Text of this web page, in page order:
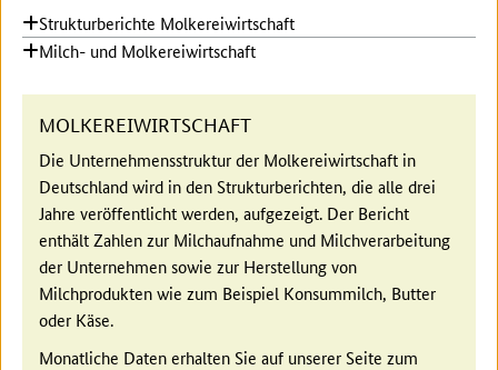
Strukturberichte Molkereiwirtschaft
Milch- und Molkereiwirtschaft
MOLKEREIWIRTSCHAFT
Die Unternehmensstruktur der Molkereiwirtschaft in
Deutschland wird in den Strukturberichten, die alle drei
Jahre veröffentlicht werden, aufgezeigt. Der Bericht
enthält Zahlen zur Milchaufnahme und Milchverarbeitung
der Unternehmen sowie zur Herstellung von
Milchprodukten wie zum Beispiel Konsummilch, Butter
oder Käse.
Monatliche Daten erhalten Sie auf unserer Seite zum